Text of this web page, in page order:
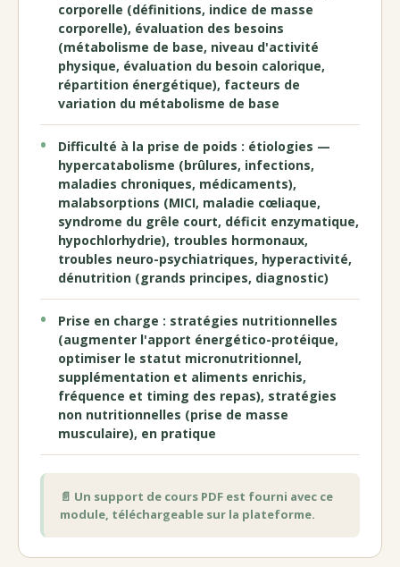
corporelle (définitions, indice de masse
corporelle), évaluation des besoins
(métabolisme de base, niveau d'activité
physique, évaluation du besoin calorique,
répartition énergétique), facteurs de
variation du métabolisme de base
Difficulté à la prise de poids : étiologies —
hypercatabolisme (brûlures, infections,
maladies chroniques, médicaments),
malabsorptions (MICI, maladie cœliaque,
syndrome du grêle court, déficit enzymatique,
hypochlorhydrie), troubles hormonaux,
troubles neuro-psychiatriques, hyperactivité,
dénutrition (grands principes, diagnostic)
Prise en charge : stratégies nutritionnelles
(augmenter l'apport énergético-protéique,
optimiser le statut micronutritionnel,
supplémentation et aliments enrichis,
fréquence et timing des repas), stratégies
non nutritionnelles (prise de masse
musculaire), en pratique
📄 Un support de cours PDF est fourni avec ce
module, téléchargeable sur la plateforme.